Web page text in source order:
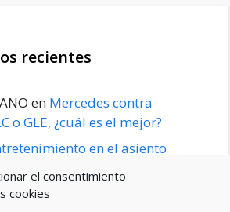
el consentimiento
cookies
recientes
en Mercedes contra
o GLE, ¿cuál es el mejor?
en el asiento
GLE / GLS disponible a
2020